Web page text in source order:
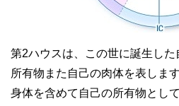
第2ハウスは、この世に誕生し
所有物また自己の肉体を表します
身体を含めて自己の所有物とし